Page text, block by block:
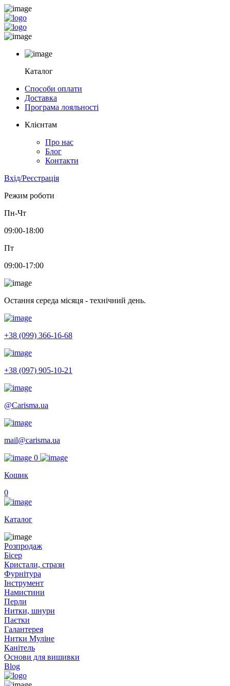
Каталог
Способи оплати
Доставка
Програма лояльності
Клієнтам
Про нас
Блог
Контакти
Вхід/Реєстрація
Режим роботи
Пн-Чт
09:00-18:00
Пт
09:00-17:00
Остання середа місяця - технічний день.
+38 (099) 366-16-68
+38 (097) 905-10-21
@Carisma.ua
mail@carisma.ua
0
Кошик
0
Каталог
Розпродаж
Бісер
Кристали, стрази
Фурнітура
Інструмент
Намистини
Перли
Нитки, шнури
Паєтки
Галантерея
Нитки Муліне
Канітель
Основи для вишивки
Blog